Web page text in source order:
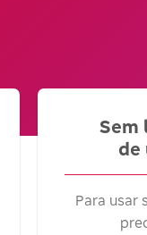
Sem
de
Para usar